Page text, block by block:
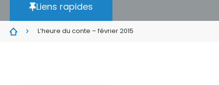
Liens rapides
L’heure du conte – février 2015